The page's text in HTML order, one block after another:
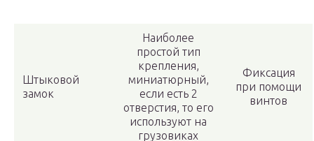
Штыковой
замок
Наиболее
простой тип
крепления,
миниатюрный,
если есть 2
отверстия, то его
используют на
грузовиках
Фиксация
при помощи
винтов